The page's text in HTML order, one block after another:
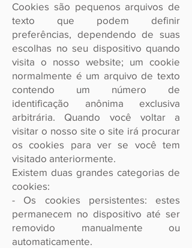
Cookies são pequenos arquivos de
texto que podem definir
preferências, dependendo de suas
escolhas no seu dispositivo quando
visita o nosso website; um cookie
normalmente é um arquivo de texto
contendo um número de
identificação anônima exclusiva
arbitrária. Quando você voltar a
visitar o nosso site o site irá procurar
os cookies para ver se você tem
visitado anteriormente.
Existem duas grandes categorias de
cookies:
- Os cookies persistentes: estes
permanecem no dispositivo até ser
removido manualmente ou
automaticamente.